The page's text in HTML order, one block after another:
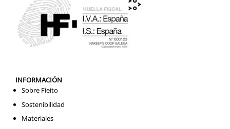
INFORMACIÓN
Sobre Fieito
Sostenibilidad
Materiales